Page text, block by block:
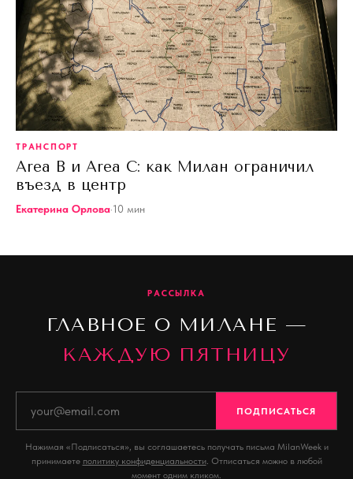
ТРАНСПОРТ
Area B и Area C: как Милан ограничил
въезд в центр
Екатерина Орлова·10 мин
РАССЫЛКА
ГЛАВНОЕ О МИЛАНЕ —
КАЖДУЮ ПЯТНИЦУ
ПОДПИСАТЬСЯ
Нажимая «Подписаться», вы соглашаетесь получать письма MilanWeek и
принимаете политику конфиденциальности. Отписаться можно в любой
момент одним кликом.